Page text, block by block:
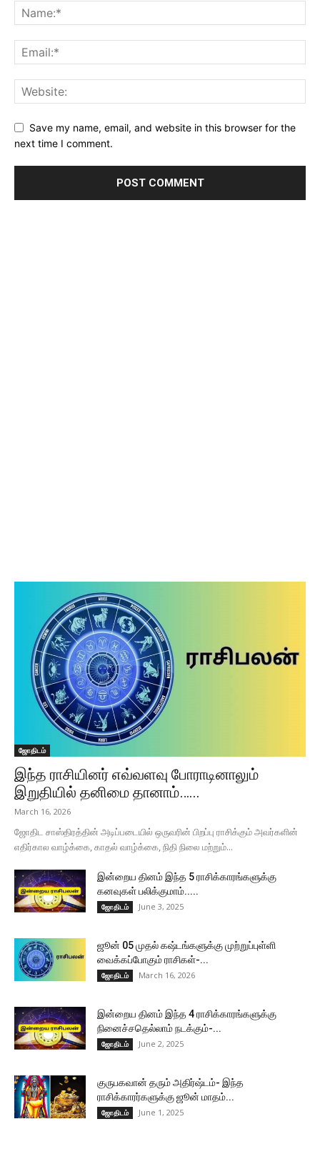
Save my name, email, and website in this browser for the
next time I comment.
ஜோதிடம்
இந்த ராசியினர் எவ்வளவு போராடினாலும்
இறுதியில் தனிமை தானாம்…...
March 16, 2026
ஜோதிட சாஸ்திரத்தின் அடிப்படையில் ஒருவரின் பிறப்பு ராசிக்கும் அவர்களின்
எதிர்கால வாழ்க்கை, காதல் வாழ்க்கை, நிதி நிலை மற்றும்...
இன்றைய தினம் இந்த 5 ராசிக்காரங்களுக்கு
கனவுகள் பலிக்குமாம்.....
ஜோதிடம் June 3, 2025
ஜூன் 05 முதல் கஷ்டங்களுக்கு முற்றுப்புள்ளி
வைக்கப்போகும் ராசிகள்-...
ஜோதிடம் March 16, 2026
இன்றைய தினம் இந்த 4 ராசிக்காரங்களுக்கு
நினைச்சதெல்லாம் நடக்கும்-...
ஜோதிடம் June 2, 2025
குருபகவான் தரும் அதிர்ஷ்டம்- இந்த
ராசிக்காரர்களுக்கு ஜூன் மாதம்...
ஜோதிடம் June 1, 2025